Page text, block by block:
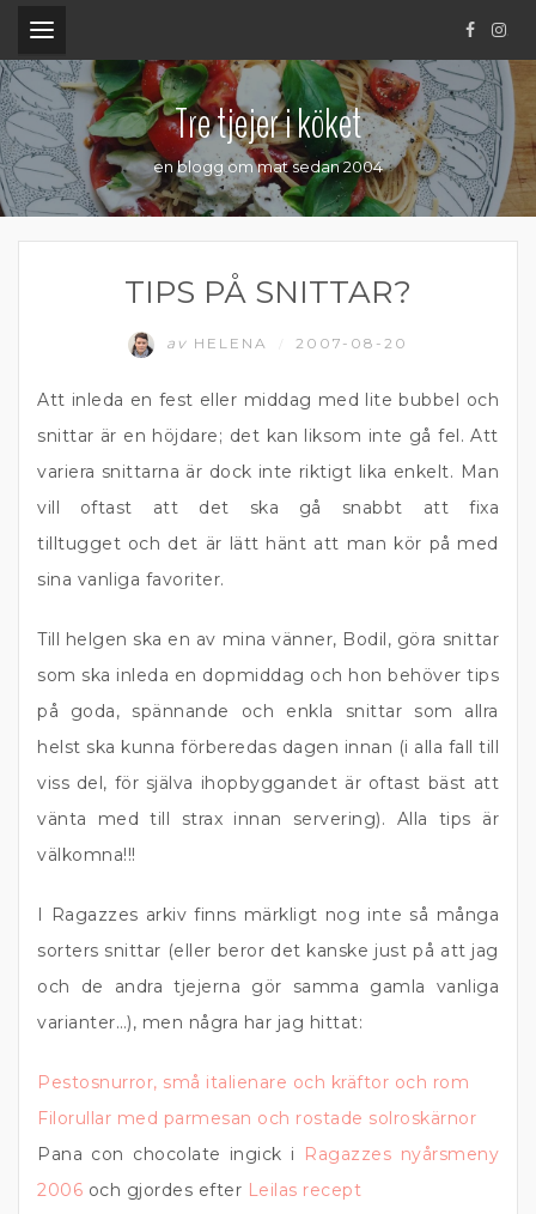
.
Tre tjejer i köket
en blogg om mat sedan 2004
TIPS PÅ SNITTAR?
av HELENA 2007-08-20
Att inleda en fest eller middag med lite bubbel och
snittar är en höjdare; det kan liksom inte gå fel. Att
variera snittarna är dock inte riktigt lika enkelt. Man
vill oftast att det ska gå snabbt att fixa
tilltugget och det är lätt hänt att man kör på med
sina vanliga favoriter.
Till helgen ska en av mina vänner, Bodil, göra snittar
som ska inleda en dopmiddag och hon behöver tips
på goda, spännande och enkla snittar som allra
helst ska kunna förberedas dagen innan (i alla fall till
viss del, för själva ihopbyggandet är oftast bäst att
vänta med till strax innan servering). Alla tips är
välkomna!!!
I Ragazzes arkiv finns märkligt nog inte så många
sorters snittar (eller beror det kanske just på att jag
och de andra tjejerna gör samma gamla vanliga
varianter…), men några har jag hittat:
Pestosnurror, små italienare och kräftor och rom
Filorullar med parmesan och rostade solroskärnor
Pana con chocolate ingick i
Ragazzes nyårsmeny
2006 och gjordes efter Leilas recept